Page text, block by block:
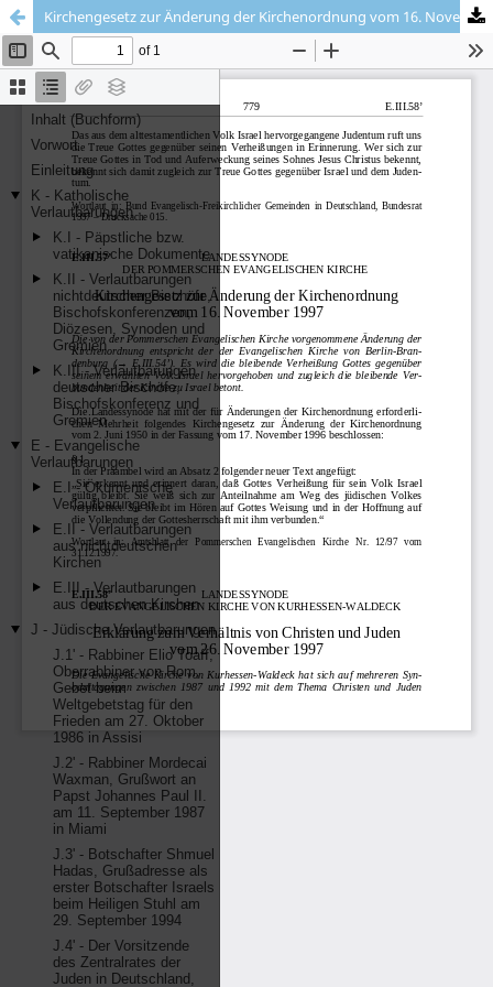
Kirchengesetz zur Änderung der Kirchenordnung vom 16. November 1997